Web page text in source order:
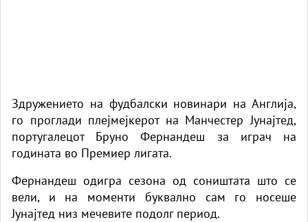
Здружението на фудбалски новинари на Англија,
го проглади плејмејкерот на Манчестер Јунајтед,
португалецот Бруно Фернандеш за играч на
годината во Премиер лигата.
Фернандеш одигра сезона од соништата што се
вели, и на моменти буквално сам го носеше
Јунајтед низ мечевите подолг период.